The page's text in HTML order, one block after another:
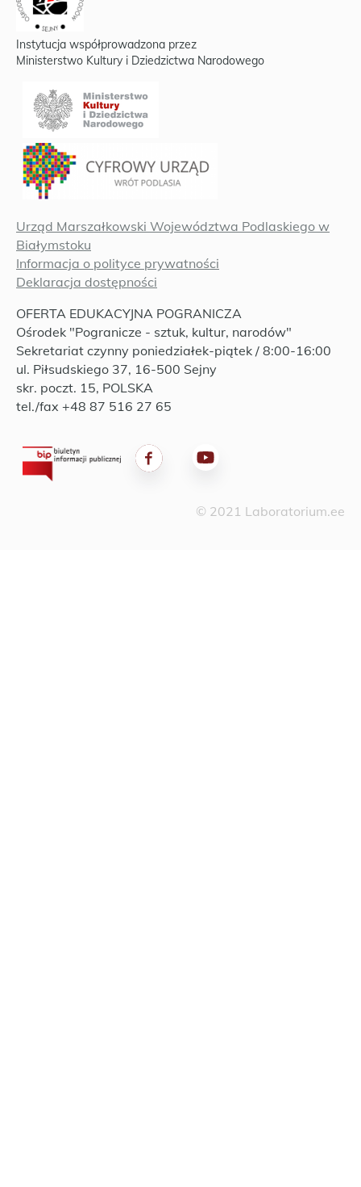
Instytucja współprowadzona przez
Ministerstwo Kultury i Dziedzictwa Narodowego
Urząd Marszałkowski Województwa Podlaskiego w
Białymstoku
Informacja o polityce prywatności
Deklaracja dostępności
OFERTA EDUKACYJNA POGRANICZA
Ośrodek "Pogranicze - sztuk, kultur, narodów"
Sekretariat czynny poniedziałek-piątek / 8:00-16:00
ul. Piłsudskiego 37, 16-500 Sejny
skr. poczt. 15, POLSKA
tel./fax +48 87 516 27 65
© 2021 Laboratorium.ee